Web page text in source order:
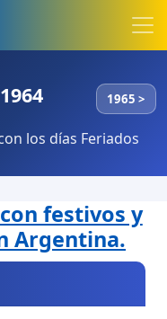
1965 >
los días Feriados
festivos y
Argentina.